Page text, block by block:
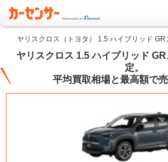
ヤリスクロス（トヨタ） 1.5 ハイブリッド
ヤリスクロス 1.5 ハイブリッド
定。
平均買取相場と最高額で